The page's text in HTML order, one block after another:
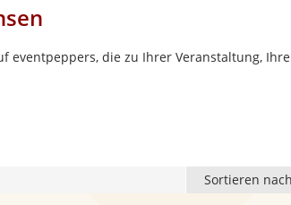
eventpeppers, die zu Ihrer Veranstaltung,